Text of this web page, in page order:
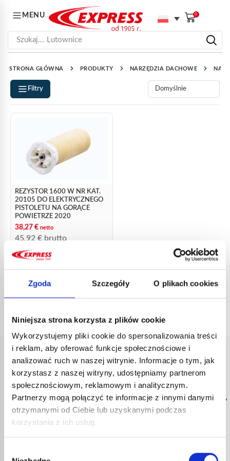
Zgoda Szczegóły O plikach cookies
Niniejsza strona korzysta z plików cookie
Wykorzystujemy pliki cookie do spersonalizowania treści
i reklam, aby oferować funkcje społecznościowe i
analizować ruch w naszej witrynie. Informacje o tym, jak
korzystasz z naszej witryny, udostępniamy partnerom
społecznościowym, reklamowym i analitycznym.
Partnerzy mogą połączyć te informacje z innymi danymi
otrzymanymi od Ciebie lub uzyskanymi podczas
korzystania z ich usług.
MENU 0
Szukaj... Lutownice
STRONA GŁÓWNA PRODUKTY NARZĘDZIA DACHOWE
Filtry
REZYSTOR 1600 W NR KAT.
20105 DO ELEKTRYCZNEGO
PISTOLETU NA GORĄCE
POWIETRZE 2020
38,27 € netto
45,92 € brutto
nr kat.:20105
ZOBACZ SZCZEGÓŁY
SZYBKA
DOSTAWA
Zamówienia
wysyłane w
śledzeniem w
BEZPIECZNA
PŁATNOŚĆ
Transakcje
chronione przez
OBSŁUGA
KLIENTA
Porady
2-LETNIA
GWARANCJA
Wszystkie
gwarancją